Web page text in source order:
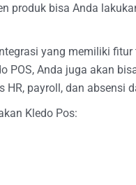
produk bisa Anda
yang memiliki fitur
POS, Anda juga akan
payroll, dan absensi
Kledo Pos: